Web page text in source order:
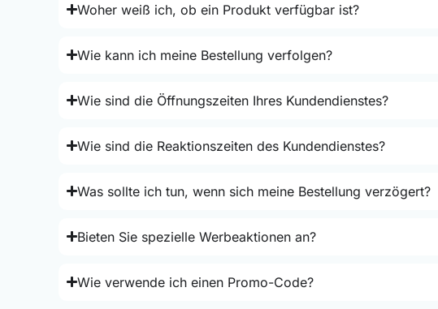
Woher weiß ich, ob ein Produkt verfügbar ist?
Wie kann ich meine Bestellung verfolgen?
Wie sind die Öffnungszeiten Ihres Kundendienstes?
Wie sind die Reaktionszeiten des Kundendienstes?
Was sollte ich tun, wenn sich meine Bestellung verzögert?
Bieten Sie spezielle Werbeaktionen an?
Wie verwende ich einen Promo-Code?